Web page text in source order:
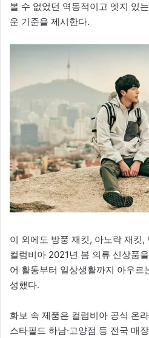
볼 수 없었던 역동적이고 엣지 있
운 기준을 제시한다.
이 외에도 방풍 재킷, 아노락 재킷
컬럼비아 2021년 봄 의류 신상품
어 활동부터 일상생활까지 아우
성했다.
화보 속 제품은 컬럼비아 공식 온
스타필드 하남∙고양점 등 전국 매